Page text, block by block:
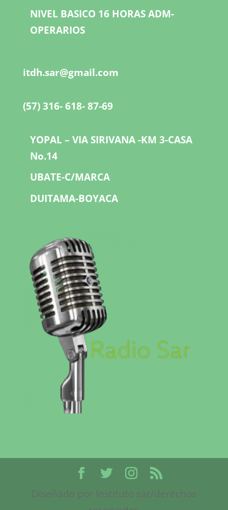
NIVEL BASICO 16 HORAS ADM-
OPERARIOS
itdh.sar@gmail.com
(57) 316- 618- 87-69
YOPAL – VIA SIRIVANA -KM 3-CASA
No.14
UBATE-C/MARCA
DUITAMA-BOYACA
Diseñado por Instituto sar/derechos